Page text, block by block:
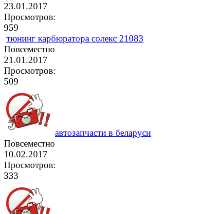
23.01.2017
Просмотров:
959
тюнинг карбюратора солекс 21083
Повсеместно
21.01.2017
Просмотров:
509
автозапчасти в беларуси
Повсеместно
10.02.2017
Просмотров:
333